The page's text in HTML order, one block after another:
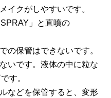
イクがしやすいです。
」と直噴の
の保管はできないです。
いです。液体の中に粒な
す。
などを保管すると、変形